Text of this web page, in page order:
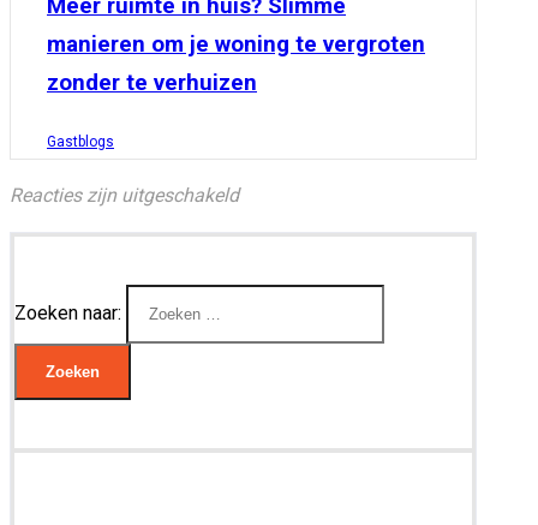
Meer ruimte in huis? Slimme
manieren om je woning te vergroten
zonder te verhuizen
Gastblogs
Reacties zijn uitgeschakeld
Zoeken naar: